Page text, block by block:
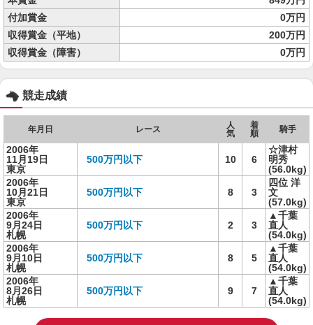
付加賞金
0万円
収得賞金（平地）
200万円
収得賞金（障害）
0万円
競走成績
年月日 レース
人
気
着
順
騎手
2006年
11月19日
東京
500万円以下 10 6
☆津村
明秀
(56.0kg)
2006年
10月21日
東京
500万円以下 8 3
四位 洋
文
(57.0kg)
2006年
9月24日
札幌
500万円以下 2 3
▲千葉
直人
(54.0kg)
2006年
9月10日
札幌
500万円以下 8 5
▲千葉
直人
(54.0kg)
2006年
8月26日
札幌
500万円以下 9 7
▲千葉
直人
(54.0kg)